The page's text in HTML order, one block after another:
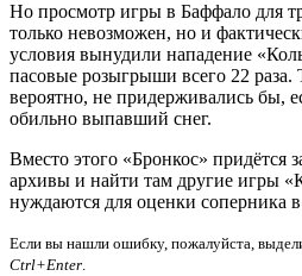
Но просмотр игры в Баффало для
только невозможен, но и
условия вынудили нападение
пасовые розыгрыши всего 22 раза.
вероятно, не придерживались бы,
обильно выпавший снег.
Вместо этого «Бронкос» придётся
архивы и найти там другие игры
нуждаются для оценки соперника
Если вы нашли ошибку, пожалуйста,
Ctrl+Enter.